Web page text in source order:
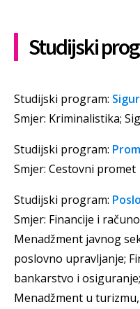
Studijski
Studijski program:
Smjer: Kriminalistika;
Studijski program:
Smjer: Cestovni promet
Studijski program:
Smjer: Financije i
Menadžment javnog
poslovno upravljanje;
bankarstvo i
Menadžment u